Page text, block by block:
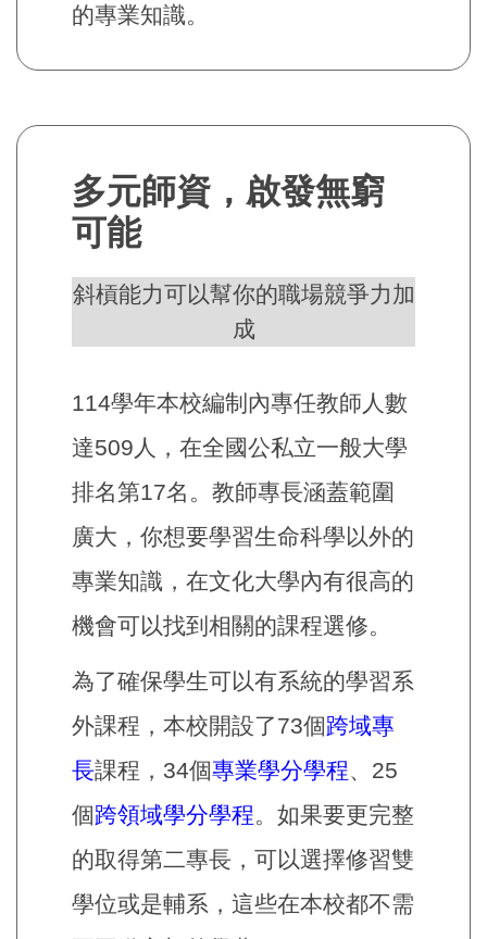
的專業知識。
多元師資，啟發無窮
可能
斜槓能力可以幫你的職場競爭力加
成
114學年本校編制內專任教師人數
達509人，在全國公私立一般大學
排名第17名。教師專長涵蓋範圍
廣大，你想要學習生命科學以外的
專業知識，在文化大學內有很高的
機會可以找到相關的課程選修。
為了確保學生可以有系統的學習系
外課程，本校開設了73個跨域專
長課程，34個專業學分學程、25
個跨領域學分學程。如果要更完整
的取得第二專長，可以選擇修習雙
學位或是輔系，這些在本校都不需